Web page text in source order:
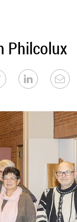
Philcolux